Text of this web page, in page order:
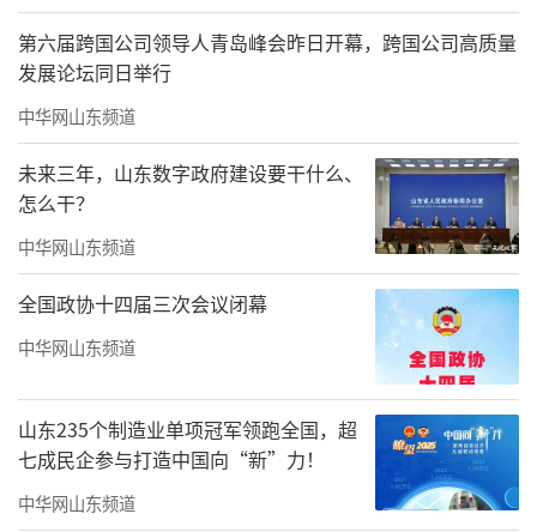
励人。着力做好遗产保护，在提升保护利用整
体水平上攻坚突破。坚持保护第一、传承优
先，深化考古研究阐释、提升文物保护利用水
平、构建非遗保护传承体系，用心用情用力做
好文化遗产保护利用各项工作。着力提振文旅
消费，在推动供需两端平衡发展上攻坚突破。
一以贯之把扩内需、促消费摆在突出位置，持
续丰富消费业态，办好节庆活动，实施“引客
入聊”，推动文旅消费从疫后恢复转向持续扩
大。着力培强产业主体，在打牢产业发展根基
上攻坚突破。大力实施“景区焕新”“百企领
航”“产业四提”等专项行动，推动景区提质
升级，做大做强市场主体，坚持重点项目带
第六届跨国公司领导人青岛峰会昨日开幕，跨国公司高质量
发展论坛同日举行
中华网山东频道
未来三年，山东数字政府建设要干什么、
怎么干？
中华网山东频道
全国政协十四届三次会议闭幕
中华网山东频道
山东235个制造业单项冠军领跑全国，超
七成民企参与打造中国向“新”力！
中华网山东频道